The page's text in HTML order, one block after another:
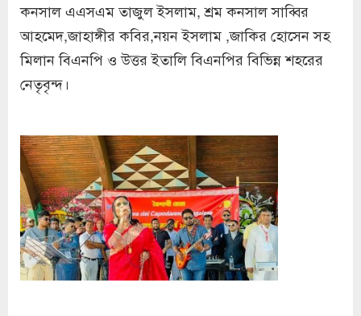
কনসাল এএসএম তাজুল ইসলাম, শ্রম কনসাল সাব্বির
আহমেদ,জাহাঙ্গীর কবির,নয়ন ইসলাম ,জাকির হোসেন সহ
মিলান বিএনপি ও উত্তর ইতালি বিএনপির বিভিন্ন শহরের
নেতৃবৃন্দ।